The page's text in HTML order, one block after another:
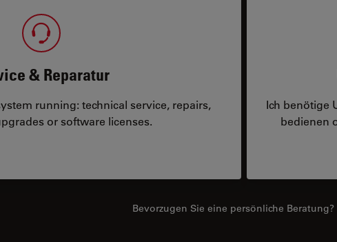
& Reparatur
running: technical service, repairs,
or software licenses.
Ich benötige
bedienen
Bevorzugen Sie eine persönliche Beratung?